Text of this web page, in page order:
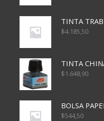
$4.185,50
$1.648,90
$544,50